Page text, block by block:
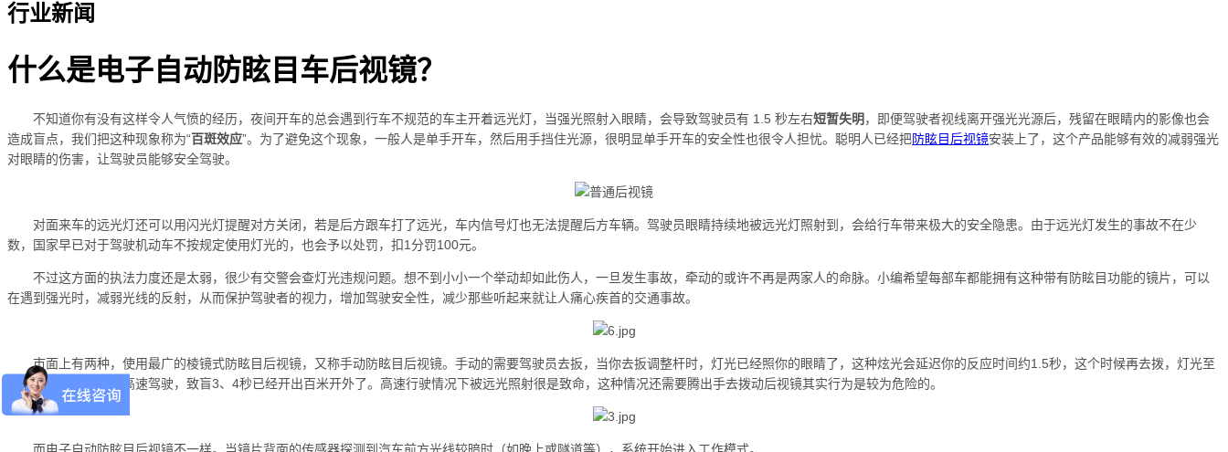
行业新闻
什么是电子自动防眩目车后视镜？
不知道你有没有这样令人气愤的经历，夜间开车的总会遇到行车不规范的车主开着远光灯，当强光照射入眼睛，会导致驾驶员有 1.5 秒左右短暂失明 ，即便驾驶者视线离开强光光源后，残留在眼睛内的影像也会
造成盲点，我们把这种现象称为“百斑效应”。为了避免这个现象，一般人是单手开车，然后用手挡住光源，很明显单手开车的安全性也很令人担忧。聪明人已经把防眩目后视镜安装上了，这个产品能够有效的减弱强光
对眼睛的伤害，让驾驶员能够安全驾驶。
对面来车的远光灯还可以用闪光灯提醒对方关闭，若是后方跟车打了远光，车内信号灯也无法提醒后方车辆。驾驶员眼睛持续地被远光灯照射到，会给行车带来极大的安全隐患。由于远光灯发生的事故不在少
数，国家早已对于驾驶机动车不按规定使用灯光的，也会予以处罚，扣1分罚100元。
不过这方面的执法力度还是太弱，很少有交警会查灯光违规问题。想不到小小一个举动却如此伤人，一旦发生事故，牵动的或许不再是两家人的命脉。小编希望每部车都能拥有这种带有防眩目功能的镜片，可以
在遇到强光时，减弱光线的反射，从而保护驾驶者的视力，增加驾驶安全性，减少那些听起来就让人痛心疾首的交通事故。
市面上有两种，使用最广的棱镜式防眩目后视镜，又称手动防眩目后视镜。手动的需要驾驶员去扳，当你去扳调整杆时，灯光已经照你的眼睛了，这种炫光会延迟你的反应时间约1.5秒，这个时候再去拨，灯光至
少致盲三四秒，假如高速驾驶，致盲3、4秒已经开出百米开外了。高速行驶情况下被远光照射很是致命，这种情况还需要腾出手去拨动后视镜其实行为是较为危险的。
而电子自动防眩目后视镜不一样。当镜片背面的传感器探测到汽车前方光线较暗时（如晚上或隧道等），系统开始进入工作模式。